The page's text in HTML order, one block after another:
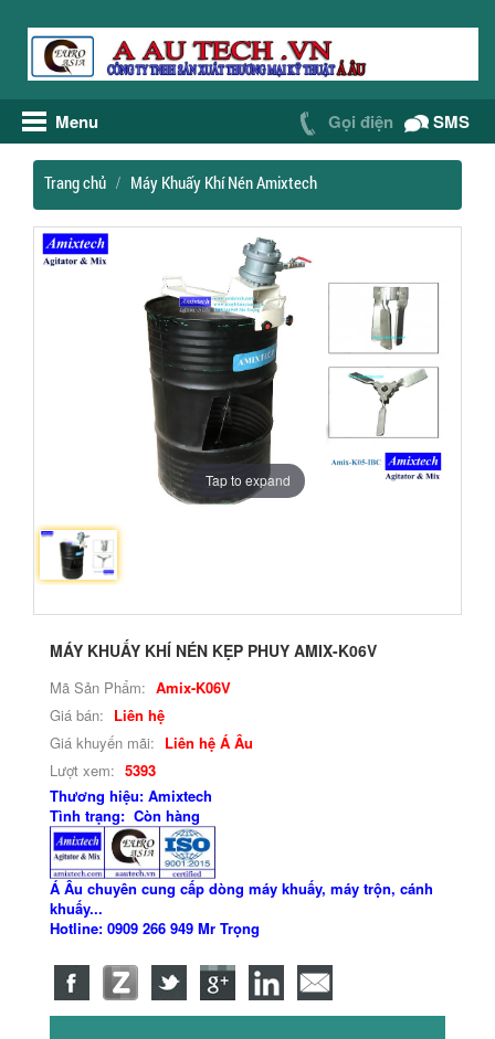
Menu Gọi điện SMS
Trang chủ Máy Khuấy Khí Nén Amixtech
Tap to expand
MÁY KHUẤY KHÍ NÉN KẸP PHUY AMIX-K06V
Mã Sản Phẩm: Amix-K06V
Giá bán: Liên hệ
Giá khuyến mãi: Liên hệ Á Âu
Lượt xem: 5393
Thương hiệu: Amixtech
Tình trạng: Còn hàng
Á Âu chuyên cung cấp dòng máy khuấy, máy trộn, cánh
khuấy...
Hotline: 0909 266 949 Mr Trọng